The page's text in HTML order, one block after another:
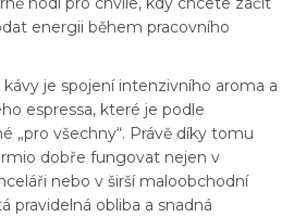
energii během pracovního
je spojení intenzivního aroma a
espressa, které je podle
„pro všechny“. Právě díky tomu
dobře fungovat nejen v
nebo v širší maloobchodní
pravidelná obliba a snadná